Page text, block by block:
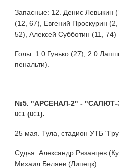
Запасные: 12. Денис Левыкин
(12, 67), Евгений Проскурин
52), Алексей Субботин (11, 74)
Голы: 1:0 Гунько (27), 2:0
пенальти).
№5. "АРСЕНАЛ-2" - "САЛЮТ-
0:1 (0:1).
25 мая. Тула, стадион УТБ
Судья: Александр Рязанцев
Михаил Беляев (Липецк).